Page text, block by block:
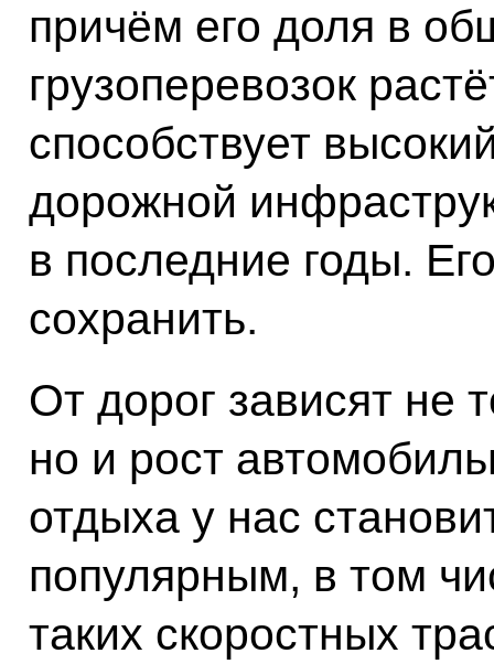
причём его доля в
грузоперевозок
способствует
дорожной
в последние годы.
сохранить.
От дорог зависят не
но и рост
отдыха у нас
популярным, в том
таких скоростных